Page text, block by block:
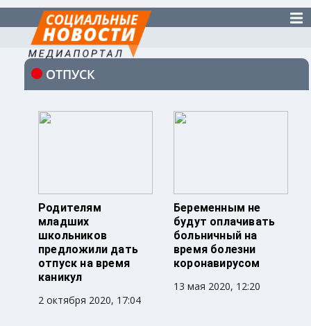
ОТПУСК
Родителям
младших
школьников
предложили дать
отпуск на время
каникул
2 октября 2020, 17:04
Беременным не
будут оплачивать
больничный на
время болезни
коронавирусом
13 мая 2020, 12:20